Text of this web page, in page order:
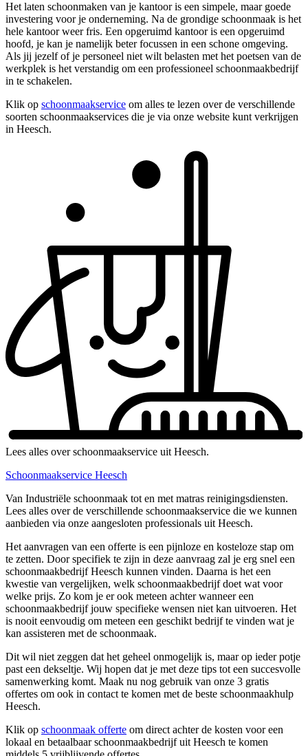
Het laten schoonmaken van je kantoor is een simpele, maar goede
investering voor je onderneming. Na de grondige schoonmaak is het
hele kantoor weer fris. Een opgeruimd kantoor is een opgeruimd
hoofd, je kan je namelijk beter focussen in een schone omgeving.
Als jij jezelf of je personeel niet wilt belasten met het poetsen van de
werkplek is het verstandig om een professioneel schoonmaakbedrijf
in te schakelen.
Klik op schoonmaakservice om alles te lezen over de verschillende
soorten schoonmaakservices die je via onze website kunt verkrijgen
in Heesch.
Lees alles over schoonmaakservice uit Heesch.
Schoonmaakservice Heesch
Van Industriële schoonmaak tot en met matras reinigingsdiensten.
Lees alles over de verschillende schoonmaakservice die we kunnen
aanbieden via onze aangesloten professionals uit Heesch.
Het aanvragen van een offerte is een pijnloze en kosteloze stap om
te zetten. Door specifiek te zijn in deze aanvraag zal je erg snel een
schoonmaakbedrijf Heesch kunnen vinden. Daarna is het een
kwestie van vergelijken, welk schoonmaakbedrijf doet wat voor
welke prijs. Zo kom je er ook meteen achter wanneer een
schoonmaakbedrijf jouw specifieke wensen niet kan uitvoeren. Het
is nooit eenvoudig om meteen een geschikt bedrijf te vinden wat je
kan assisteren met de schoonmaak.
Dit wil niet zeggen dat het geheel onmogelijk is, maar op ieder potje
past een dekseltje. Wij hopen dat je met deze tips tot een succesvolle
samenwerking komt. Maak nu nog gebruik van onze 3 gratis
offertes om ook in contact te komen met de beste schoonmaakhulp
Heesch.
Klik op schoonmaak offerte om direct achter de kosten voor een
lokaal en betaalbaar schoonmaakbedrijf uit Heesch te komen